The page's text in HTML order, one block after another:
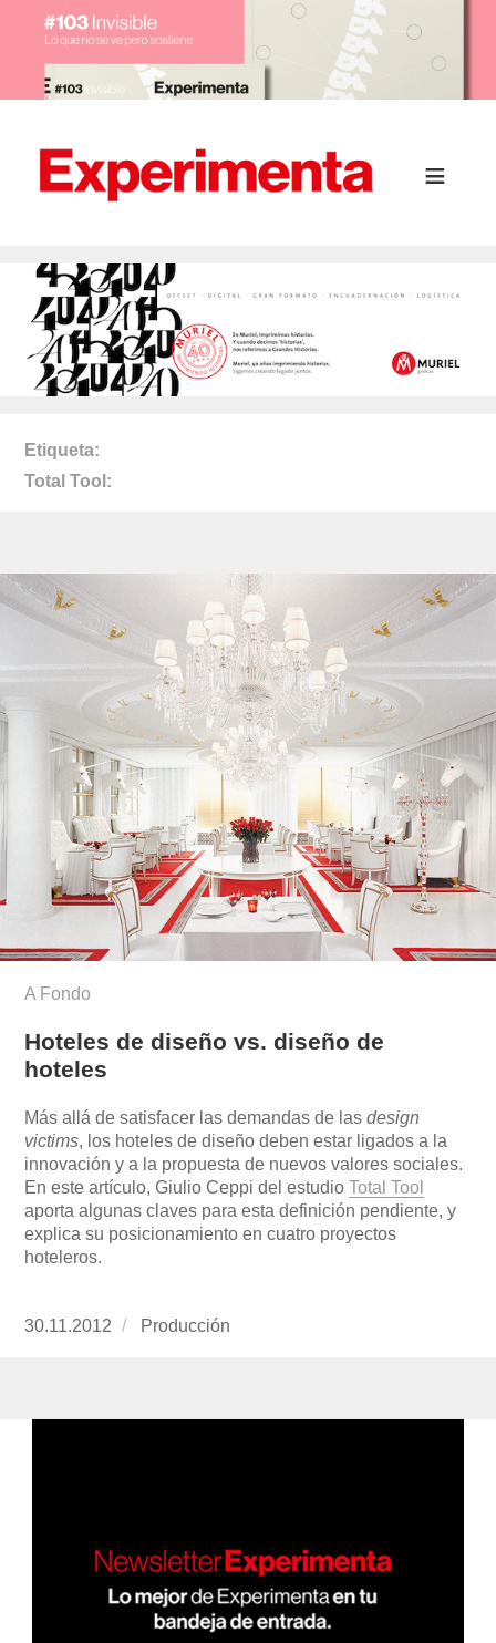
Etiqueta
Total Tool
A Fondo
Hoteles de diseño vs. diseño de
hoteles
Más allá de satisfacer las demandas de las design
victims, los hoteles de diseño deben estar ligados a la
innovación y a la propuesta de nuevos valores sociales.
En este artículo, Giulio Ceppi del estudioTotal Tool
aporta algunas claves para esta definición pendiente, y
explica su posicionamiento en cuatro proyectos
hoteleros.
Publicado
30.11.2012 https://www.experimenta.es/author/
Producción